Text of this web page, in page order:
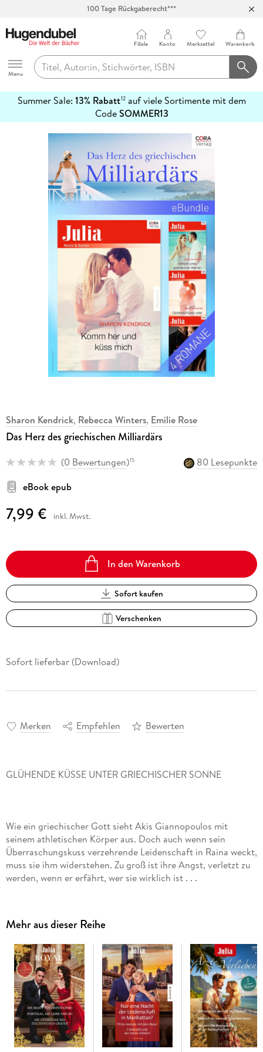
100 Tage Rückgaberecht***
Hugendubel
Menu
Filiale Konto Merkzettel Warenkorb
Summer Sale: 13% Rabatt12auf viele Sortimente mit dem
CodeSOMMER13
erfahren
Sharon Kendrick, Rebecca Winters, Emilie Rose
Das Herz des griechischen Milliardärs
(0 Bewertungen)15
80 Lesepunkte
eBook epub
7,99 € inkl. Mwst.
In den Warenkorb
Sofort kaufen
Verschenken
Sofort lieferbar (Download)
Merken Empfehlen Bewerten
GLÜHENDE KÜSSE UNTER GRIECHISCHER SONNE
Wie ein griechischer Gott sieht Akis Giannopoulos mit
seinem athletischen Körper aus. Doch auch wenn sein
Überraschungskuss verzehrende Leidenschaft in Raina weckt,
muss sie ihm widerstehen. Zu groß ist ihre Angst, verletzt zu
Der gut aussehende griechische Millionär Vasso
Giannopoulos ist der faszinierendste Mann, der Zoe je
begegnet ist. Doch während sie sich nach einer Nacht in
seinen Armen eingesteht, dass sie unrettbar ihr Herz an ihn
verloren hat, scheint er nur Mitleid für sie zu empfinden,
oder?
Mehr aus dieser Reihe